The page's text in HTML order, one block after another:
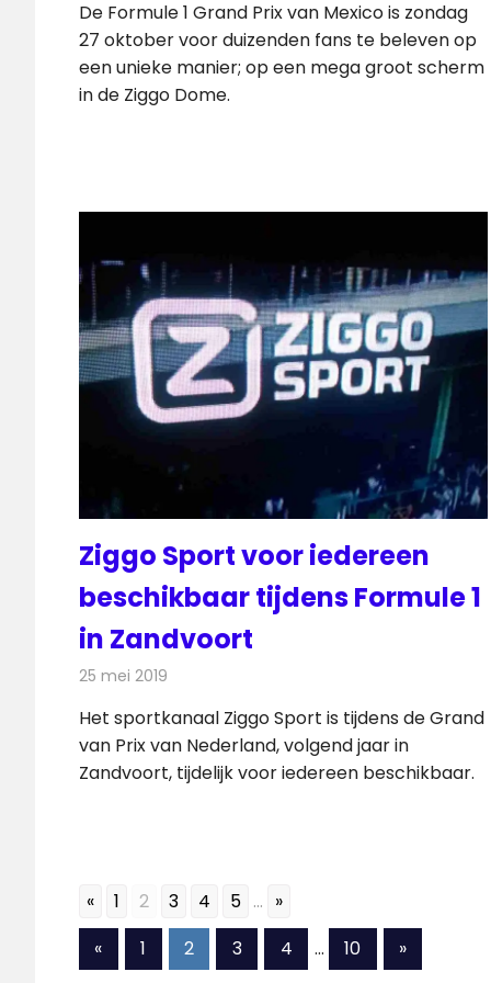
De Formule 1 Grand Prix van Mexico is zondag
27 oktober voor duizenden fans te beleven op
een unieke manier; op een mega groot scherm
in de Ziggo Dome.
Ziggo Sport voor iedereen
beschikbaar tijdens Formule 1
in Zandvoort
25 mei 2019
Het sportkanaal Ziggo Sport is tijdens de Grand
van Prix van Nederland, volgend jaar in
Zandvoort, tijdelijk voor iedereen beschikbaar.
« 1 2 3 4 5 ... »
Berichten
«Vorige
berichten
1 2 3 4 … 10
Volgende
berichten
»